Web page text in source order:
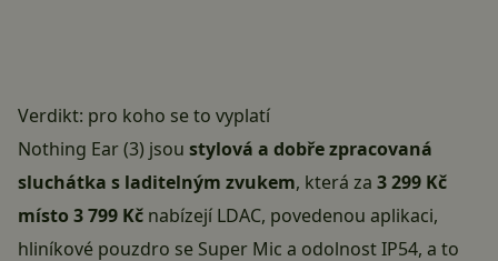
Verdikt: pro koho se to vyplatí
Nothing Ear (3) jsou stylová a dobře zpracovaná
sluchátka s laditelným zvukem, která za 3 299 Kč
místo 3 799 Kč nabízejí LDAC, povedenou aplikaci,
hliníkové pouzdro se Super Mic a odolnost IP54, a to